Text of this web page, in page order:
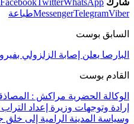
MessengerTelegramViber طباعة
السابق بوست
البارصا يعلن إصابة الزلزولي
القادم بوست
الوكالة الحضرية مراكش :
إرادة وتوجهات وزيرة إعداد
وسياسة المدينة الرامية إلى خلق